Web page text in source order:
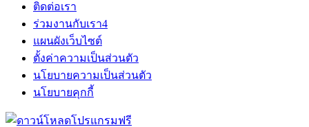
ติดต่อเรา
ร่วมงานกับเรา4
แผนผังเว็บไซต์
ตั้งค่าความเป็นส่วนตัว
นโยบายความเป็นส่วนตัว
นโยบายคุกกี้